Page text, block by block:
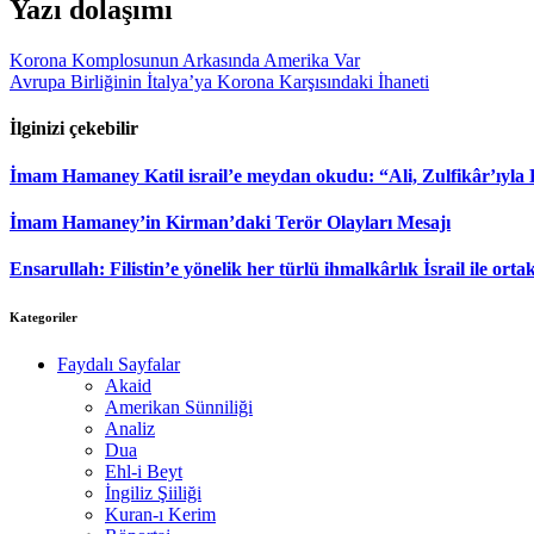
Yazı dolaşımı
Korona Komplosunun Arkasında Amerika Var
Avrupa Birliğinin İtalya’ya Korona Karşısındaki İhaneti
İlginizi çekebilir
İmam Hamaney Katil israil’e meydan okudu: “Ali, Zulfikâr’ıyla
İmam Hamaney’in Kirman’daki Terör Olayları Mesajı
Ensarullah: Filistin’e yönelik her türlü ihmalkârlık İsrail ile
Kategoriler
Faydalı Sayfalar
Akaid
Amerikan Sünniliği
Analiz
Dua
Ehl-i Beyt
İngiliz Şiiliği
Kuran-ı Kerim